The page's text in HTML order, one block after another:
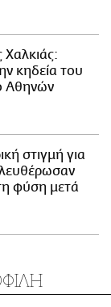
κηδεία του
Αθηνών
στιγμή για
φύση μετά